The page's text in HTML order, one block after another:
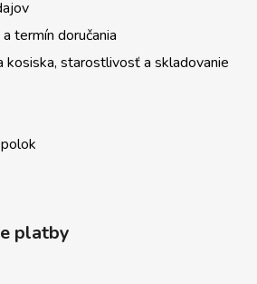
termín doručania
kosiska, starostlivosť a skladovanie
platby